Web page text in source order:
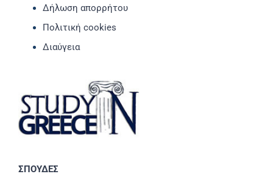
Δήλωση απορρήτου
Πολιτική cookies
Διαύγεια
ΣΠΟΥΔΕΣ